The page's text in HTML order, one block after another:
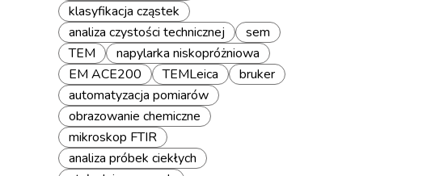
klasyfikacja cząstek
analiza czystości technicznej
sem
TEM
napylarka niskopróżniowa
EM ACE200
TEMLeica
bruker
automatyzacja pomiarów
obrazowanie chemiczne
mikroskop FTIR
analiza próbek ciekłych